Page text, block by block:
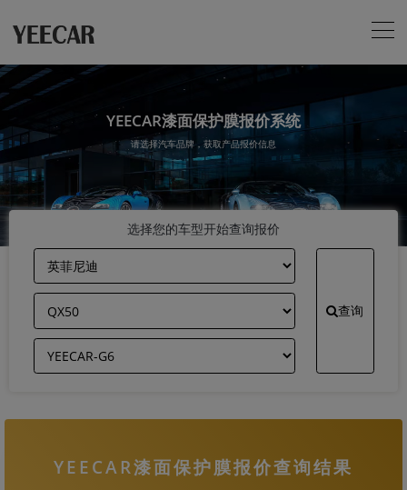
YEECAR漆面保护膜报价系统
请选择汽车品牌，获取产品报价信息
选择您的车型开始查询报价
查询
YEECAR漆面保护膜报价查询结果